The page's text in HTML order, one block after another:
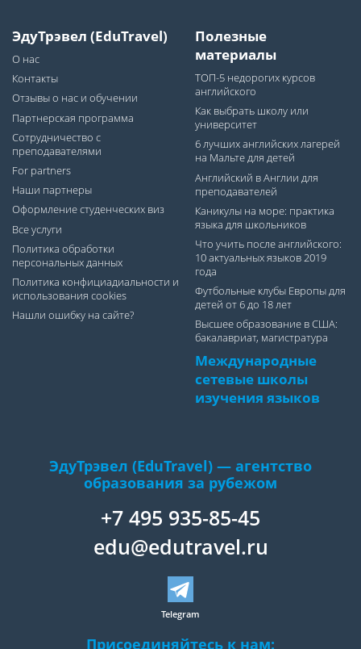
ЭдуТрэвел (EduTravel)
О нас
Контакты
Отзывы о нас и обучении
Партнерская программа
Сотрудничество с
преподавателями
For partners
Наши партнеры
Оформление студенческих виз
Все услуги
Политика обработки
персональных данных
Политика конфициадиальности и
использования cookies
Нашли ошибку на сайте?
Полезные
материалы
ТОП-5 недорогих курсов
английского
Как выбрать школу или
университет
6 лучших английских лагерей
на Мальте для детей
Английский в Англии для
преподавателей
Каникулы на море: практика
языка для школьников
Что учить после английского:
10 актуальных языков 2019
года
Футбольные клубы Европы для
детей от 6 до 18 лет
Высшее образование в США:
бакалавриат, магистратура
Международные
сетевые школы
изучения языков
ЭдуТрэвел (EduTravel) — агентство
образования за рубежом
+7 495 935-85-45
edu@edutravel.ru
Telegram
Присоединяйтесь к нам: